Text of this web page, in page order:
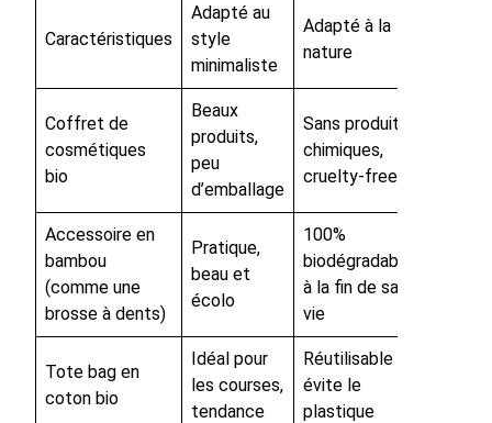
Caractéristiques
Adapté au
style
minimaliste
Adapté à la
nature
Coffret de
cosmétiques
bio
Beaux
produits,
peu
d’emballage
Sans produits
chimiques,
cruelty-free
Accessoire en
bambou
(comme une
brosse à dents)
Pratique,
beau et
écolo
100%
biodégradable
à la fin de sa
vie
Tote bag en
coton bio
Idéal pour
les courses,
tendance
Réutilisable ;
évite le
plastique